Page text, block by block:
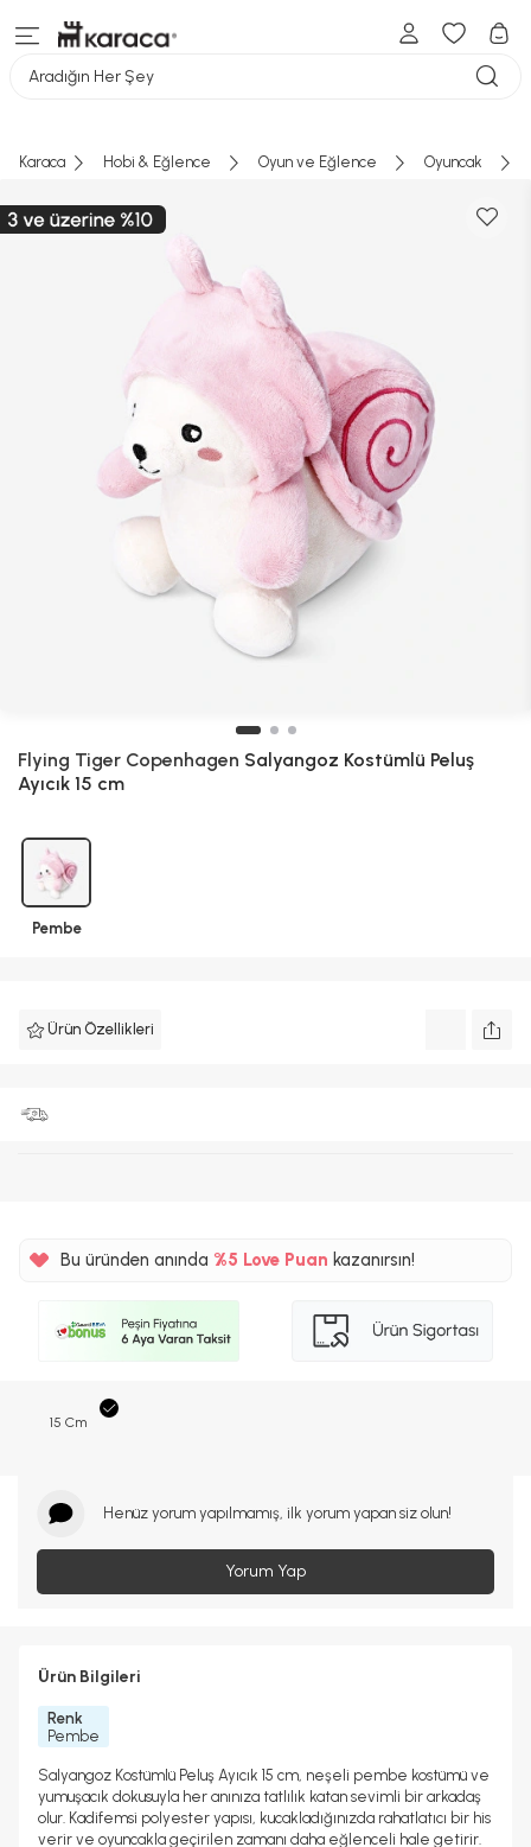
Aradığın Her Şey
Karaca Hobi & Eğlence Oyun ve Eğlence Oyuncak
Flying Tiger Copenhagen Salyangoz Kostümlü Peluş
Ayıcık 15 cm
Pembe
Ürün Özellikleri
Bu üründen anında %5
%5
Love Puan kazanırsın!
15 Cm
Henüz yorum yapılmamış, ilk yorum yapan siz olun!
Yorum Yap
Ürün Bilgileri
Renk
Pembe
Salyangoz Kostümlü Peluş Ayıcık 15 cm, neşeli pembe kostümü ve
yumuşacık dokusuyla her anınıza tatlılık katan sevimli bir arkadaş
olur. Kadifemsi polyester yapısı, kucakladığınızda rahatlatıcı bir his
verir ve oyuncakla geçirilen zamanı daha eğlenceli hale getirir.